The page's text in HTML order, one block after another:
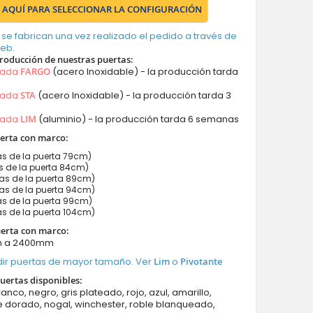
PARA SELECCIONAR LA CONFIGURACIÓN
se fabrican una vez realizado el pedido a través de
de nuestras puertas:
FARGO (acero Inoxidable) - la producción tarda
STA (acero Inoxidable) - la producción tarda 3
LIM (aluminio) - la producción tarda 6 semanas
con marco:
de la puerta 79cm)
de la puerta 84cm)
de la puerta 89cm)
de la puerta 94cm)
de la puerta 99cm)
de la puerta 104cm)
con marco:
a 2400mm
puertas de mayor tamaño. Ver Limo Pivotante
disponibles:
negro, gris plateado, rojo, azul, amarillo,
dorado, nogal, winchester, roble blanqueado,